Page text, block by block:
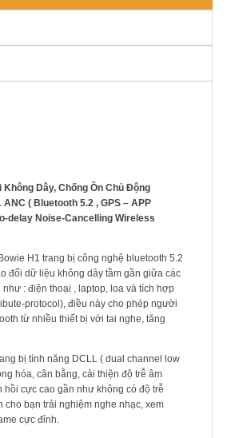
Không Dây, Chống Ồn Chủ Động
( Bluetooth 5.2 , GPS – APP
delay Noise-Cancelling Wireless
H1 trang bị công nghệ bluetooth 5.2
đổi dữ liệu không dây tầm gần giữa các
như : điện thoại , laptop, loa và tích hợp
protocol), điều này cho phép người
từ nhiều thiết bị với tai nghe, tăng
bị tính năng DCLL ( dual channel low
hóa, cân bằng, cải thiện độ trễ âm
hồi cực cao gần như không có độ trễ
cho bạn trải nghiệm nghe nhạc, xem
cực đỉnh.